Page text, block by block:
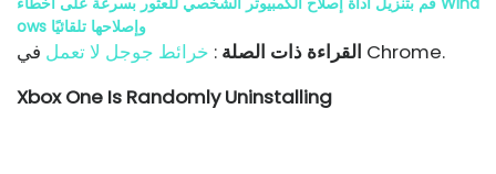
ows وإصلاحها تلقائيًا
القراءة ذات الصلة : خرائط جوجل لا تعمل
في Chrome.
Xbox One Is Randomly Uninstalling